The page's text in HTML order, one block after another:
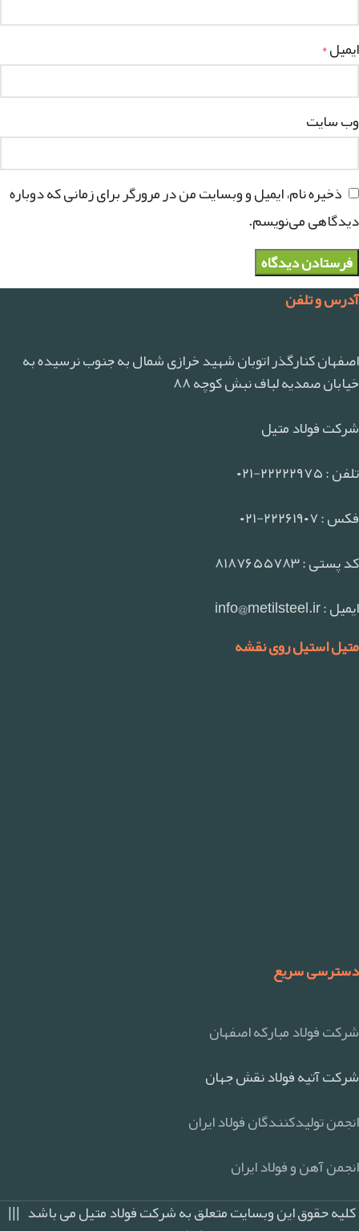
ایمیل*
وب‌ سایت
ذخیره نام، ایمیل و وبسایت من در مرورگر برای زمانی که دوباره
دیدگاهی می‌نویسم.
آدرس و تلفن
اصفهان کنارگذر اتوبان شهید خرازی شمال به جنوب نرسیده به
خیابان صمدیه لباف نبش کوچه ۸۸
شرکت فولاد متیل
تلفن : ۲۲۲۲۲۹۷۵-۰۲۱
فکس : ۲۲۲۶۱۹۰۷-۰۲۱
کد پستی : ۸۱۸۷۶۵۵۷۸۳
ایمیل : info@metilsteel.ir
متیل استیل روی نقشه
دسترسی سریع
شرکت فولاد مبارکه اصفهان
شرکت آتیه فولاد نقش جهان
انجمن تولیدکنندگان فولاد ایران
انجمن آهن و فولاد ایران
کلیه حقوق این وبسایت متعلق به شرکت فولاد متیل می باشد |||